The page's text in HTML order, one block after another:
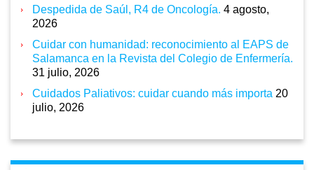
Despedida de Saúl, R4 de Oncología. 4 agosto,
2026
Cuidar con humanidad: reconocimiento al EAPS de
Salamanca en la Revista del Colegio de Enfermería.
31 julio, 2026
Cuidados Paliativos: cuidar cuando más importa 20
julio, 2026